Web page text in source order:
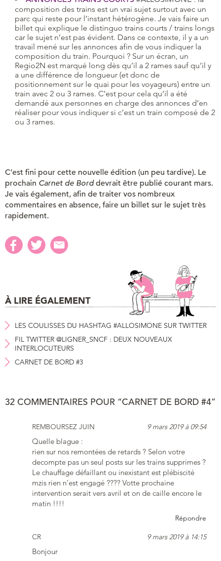
composition des trains est un vrai sujet surtout avec un
parc qui reste pour l’instant hétérogène. Je vais faire un
billet qui explique le distinguo trains courts / trains longs
car le sujet n’est pas évident. Dans ce contexte, il y a un
travail mené sur les annonces afin de vous indiquer la
composition du train. Pourquoi ? Sur un écran, un
Regio2N est marqué long dès qu’il a 2 rames sauf qu’il y
a une différence de longueur (et donc de
positionnement sur le quai pour les voyageurs) entre un
train avec 2 ou 3 rames. C’est pour cela qu’il a été
demandé aux personnes en charge des annonces d’en
réaliser pour vous indiquer si c’est un train composé de 2
ou 3 rames.
C’est fini pour cette nouvelle édition (un peu tardive). Le
prochain Carnet de Borddevrait être publié courant mars.
Je vais également, afin de traiter vos nombreux
commentaires en absence, faire un billet sur le sujet très
rapidement.
À LIRE ÉGALEMENT
LES COULISSES DU HASHTAG #ALLOSIMONE SUR TWITTER
FIL TWITTER @LIGNER_SNCF : DEUX NOUVEAUX
INTERLOCUTEURS
CARNET DE BORD #3
32 COMMENTAIRES POUR “CARNET DE BORD #4”
REMBOURSEZ JUIN 9 mars 2019 à 09:54
Quelle blague :
rien sur nos remontées de retards ? Selon votre
decompte pas un seul posts sur les trains supprimes ?
Le chauffage défaillant ou inexistant est plébiscité
mzis rien n’est engagé ???? Votte prochaine
intervention serait vers avril et on de caille encore le
matin !!!!
Répondre
CR 9 mars 2019 à 14:15
Bonjour